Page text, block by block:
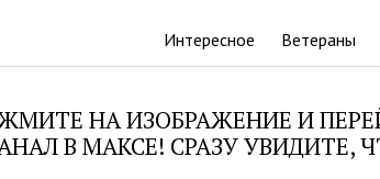
Интересное Ветераны
НА ИЗОБРАЖЕНИЕ И
В МАКСЕ! СРАЗУ УВИДИТЕ,